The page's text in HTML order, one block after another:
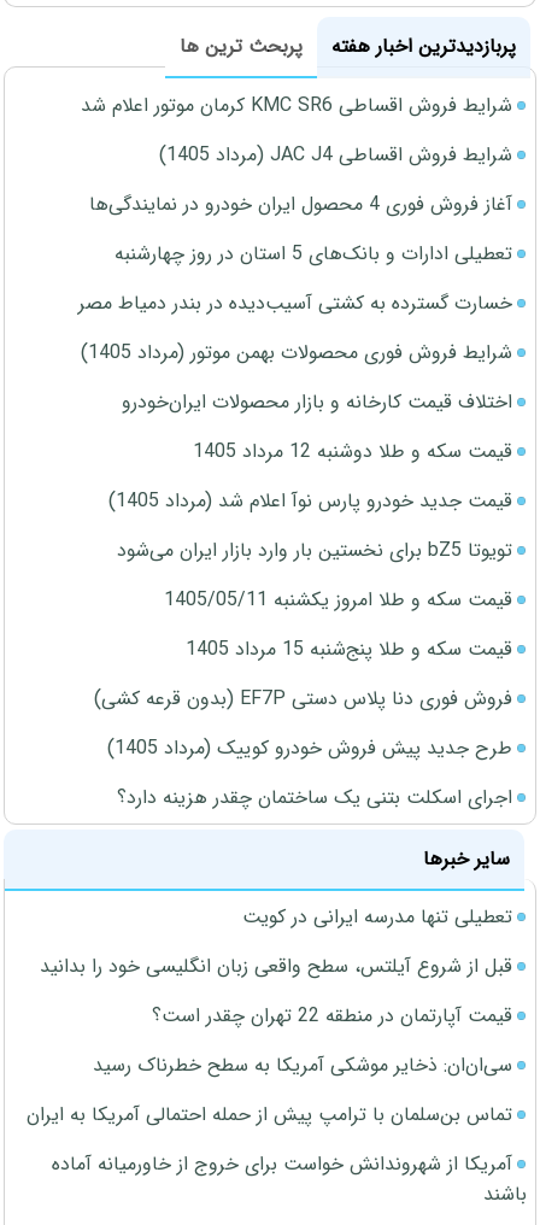
پربازدیدترین اخبار هفته
پربحث ترین ها
شرایط فروش اقساطی KMC SR6 کرمان موتور اعلام شد
شرایط فروش اقساطی JAC J4 (مرداد 1405)
آغاز فروش فوری 4 محصول ایران خودرو در نمایندگی‌ها
تعطیلی ادارات و بانک‌های 5 استان در روز چهارشنبه
خسارت گسترده به کشتی آسیب‌دیده در بندر دمیاط مصر
شرایط فروش فوری محصولات بهمن موتور (مرداد 1405)
اختلاف قیمت کارخانه و بازار محصولات ایران‌خودرو
قیمت سکه و طلا دوشنبه 12 مرداد 1405
قیمت جدید خودرو پارس نوآ اعلام شد (مرداد 1405)
تویوتا bZ5 برای نخستین بار وارد بازار ایران می‌شود
قیمت سکه و طلا امروز یکشنبه 1405/05/11
قیمت سکه و طلا پنج‌شنبه 15 مرداد 1405
فروش فوری دنا پلاس دستی EF7P (بدون قرعه کشی)
طرح جدید پیش فروش خودرو کوییک (مرداد 1405)
اجرای اسکلت بتنی یک ساختمان چقدر هزینه دارد؟
سایر خبرها
تعطیلی تنها مدرسه ایرانی در کویت
قبل از شروع آیلتس، سطح واقعی زبان انگلیسی خود را بدانید
قیمت آپارتمان در منطقه 22 تهران چقدر است؟
سی‌ان‌ان: ذخایر موشکی آمریکا به سطح خطرناک رسید
تماس بن‌سلمان با ترامپ پیش از حمله احتمالی آمریکا به ایران
آمریکا از شهروندانش خواست برای خروج از خاورمیانه آماده
باشند